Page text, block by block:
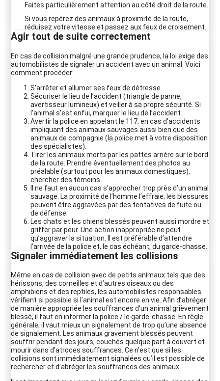
Faites particulièrement attention au côté droit de la route.
Si vous repérez des animaux à proximité de la route,
réduisez votre vitesse et passez aux feux de croisement.
Agir tout de suite correctement
En cas de collision malgré une grande prudence, la loi exige des
automobilistes de signaler un accident avec un animal. Voici
comment procéder:
S’arrêter et allumer ses feux de détresse.
Sécuriser le lieu de l’accident (triangle de panne,
avertisseur lumineux) et veiller à sa propre sécurité. Si
l’animal s’est enfui, marquer le lieu de l’accident.
Avertir la police en appelant le 117, en cas d’accidents
impliquant des animaux sauvages aussi bien que des
animaux de compagnie (la police met à votre disposition
des spécialistes).
Tirer les animaux morts par les pattes arrière sur le bord
de la route. Prendre éventuellement des photos au
préalable (surtout pour les animaux domestiques),
chercher des témoins.
Il ne faut en aucun cas s’approcher trop près d’un animal
sauvage. La proximité de l’homme l’effraie; les blessures
peuvent être aggravées par des tentatives de fuite ou
de défense.
Les chats et les chiens blessés peuvent aussi mordre et
griffer par peur. Une action inappropriée ne peut
qu’aggraver la situation. Il est préférable d’attendre
l’arrivée de la police et, le cas échéant, du garde-chasse.
Signaler immédiatement les collisions
Même en cas de collision avec de petits animaux tels que des
hérissons, des corneilles et d’autres oiseaux ou des
amphibiens et des reptiles, les automobilistes responsables
vérifient si possible si l’animal est encore en vie. Afin d’abréger
de manière appropriée les souffrances d’un animal grièvement
blessé, il faut en informer la police / le garde-chasse. En règle
générale, il vaut mieux un signalement de trop qu’une absence
de signalement. Les animaux gravement blessés peuvent
souffrir pendant des jours, couchés quelque part à couvert et
mourir dans d’atroces souffrances. Ce n’est que si les
collisions sont immédiatement signalées qu’il est possible de
rechercher et d’abréger les souffrances des animaux.